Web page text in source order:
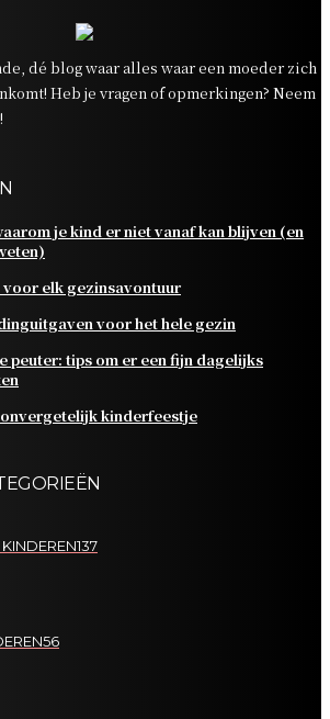
dé blog waar alles waar een moeder zich
Heb je vragen of opmerkingen? Neem
je kind er niet vanaf kan blijven (en
voor elk gezinsavontuur
voor het hele gezin
peuter: tips om er een fijn dagelijks
kinderfeestje
137
56